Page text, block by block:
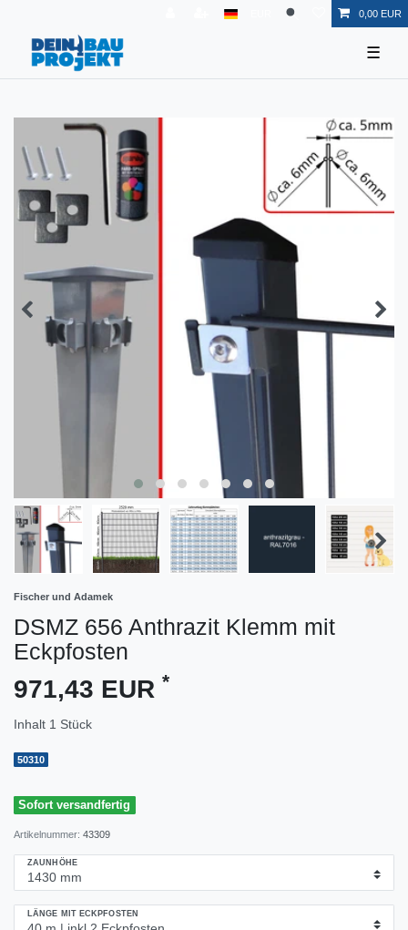
0,00 EUR
☰
Fischer und Adamek
DSMZ 656 Anthrazit Klemm mit
Eckpfosten
971,43 EUR *
Inhalt 1 Stück
50310
Sofort versandfertig
Artikelnummer: 43309
ZAUNHÖHE
LÄNGE MIT ECKPFOSTEN